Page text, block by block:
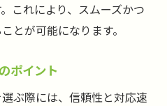
これにより、スムーズかつ
とが可能になります。
ポイント
ぶ際には、信頼性と対応速